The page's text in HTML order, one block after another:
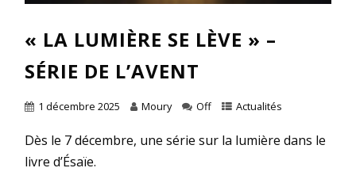
« LA LUMIÈRE SE LÈVE » –
SÉRIE DE L’AVENT
1 décembre 2025 Moury Off Actualités
Dès le 7 décembre, une série sur la lumière dans le
livre d’Ésaïe.